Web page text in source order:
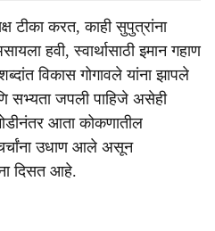
टीका करत, काही सुपुत्रांना
हवी, स्वार्थासाठी इमान गहाण
विकास गोगावले यांना झापले
सभ्यता जपली पाहिजे असेही
आता कोकणातील
चर्चांना उधाण आले असून
दिसत आहे.